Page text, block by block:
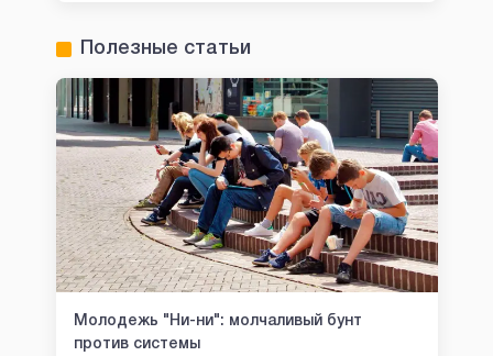
Полезные статьи
Молодежь "Ни-ни": молчаливый бунт
против системы